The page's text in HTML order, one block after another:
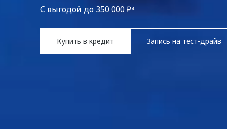
С выгодой до 350 000 ₽⁴
Купить в кредит Запись на тест-драйв